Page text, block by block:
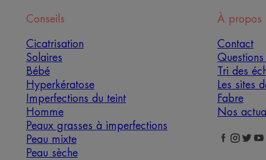
Conseils
Cicatrisation
Solaires
Bébé
Hyperkératose
Imperfections du teint
Homme
Peaux grasses à imperfections
Peau mixte
Peau sèche
À propos
Contact
Questions
Tri des
Les sites
Fabre
Nos